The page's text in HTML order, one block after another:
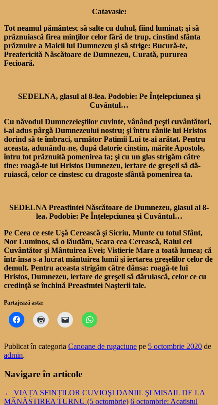
Catavasie:
Tot neamul pământesc să salte cu duhul, fiind luminat; şi să
prăznuiască firea minţilor celor fără de trup, cinstind sfânta
prăznuire a Maicii lui Dumnezeu şi să strige: Bucură-te,
Preafericită Născătoare de Dumnezeu, Curată, pururea
Fecioară.
SEDELNA, glasul al 8-lea. Podobie: Pe Înţelepciunea şi
Cuvântul…
Cu năvodul Dumnezeieştilor cuvinte, vânând peşti cuvân­tători,
i-ai adus pârgă Dum­nezeului nostru; şi întru rănile lui Hristos
dorind să te îm­braci, următor Patimii Lui te-ai arătat. Pentru
aceasta, adunându-ne, după datorie cin­stim, mărite Apostole,
întru tot prăznuită pomenirea ta; şi cu un glas strigăm către
tine: roagă-te lui Hristos Dum­nezeu, iertare de greşeli să dă­
ruiască, celor ce cinstesc cu dragoste sfântă pomenirea ta.
SEDELNA Preasfintei Născătoare de Dumnezeu, glasul al 8-
lea. Podobie: Pe Înţelepciunea şi Cuvântul…
Pe Ceea ce este Uşă Cerească şi Sicriu, Munte cu totul Sfânt,
Nor Luminos, să o lăudăm, Scara cea Cerească, Raiul cel
Cuvântător şi Mântuirea Evei; Vistierie Mare a toată lumea; că
într-însa s-a lucrat mântuirea lumii şi ierta­rea greşelilor celor de
demult. Pentru aceasta strigăm către dânsa: roagă-te lui
Hristos, Dumnezeu, iertare de greşeli să dăruiască, celor ce cu
cre­dinţă se închină Preasfmtei Naş­terii tale.
Partajează asta:
Publicat în categoria Canoane de rugaciune pe 5 octombrie 2020 de
admin.
Navigare în articole
← VIAȚA SFINȚILOR CUVIOŞI DANIIL ŞI MISAIL DE LA
MĂNĂSTIREA TURNU (5 octombrie) 6 octombrie: Acatistul